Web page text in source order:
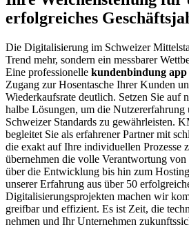
erfolgreiches
Die Digitalisierung im Schweizer
Trend mehr, sondern ein messbarer
Eine professionelle kundenbindung app
Zugang zur Hosentasche Ihrer Kunden
Wiederkaufsrate deutlich. Setzen Sie auf
halbe Lösungen, um die Nutzererfahrung
Schweizer Standards zu gewährleisten.
begleitet Sie als erfahrener Partner mit
die exakt auf Ihre individuellen Prozesse
übernehmen die volle Verantwortung
über die Entwicklung bis hin zum
unserer Erfahrung aus über 50
Digitalisierungsprojekten machen wir
greifbar und effizient. Es ist Zeit, die
nehmen und Ihr Unternehmen